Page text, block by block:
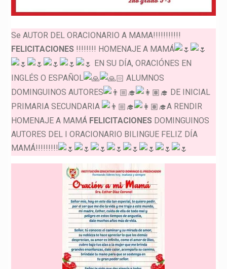
Se AUTOR DEL ORACIONARIO A MAMA!!!!!!!!!!!
FELICITACIONES!!!!!!!! HOMENAJE A MAMÁ
EN SU DÍA, ORACIÓNES EN
INGLÉS O ESPAÑOL
ALUMNOS
DOMINGUINOS AUTORES
DE INICIAL
PRIMARIA SECUNDARIA
A RENDIR
HOMENAJE A MAMÁ FELICITACIONESDOMINGUINOS
AUTORES DEL I ORACIONARIO BILINGUE FELIZ DÍA
MAMÁ!!!!!!!!!